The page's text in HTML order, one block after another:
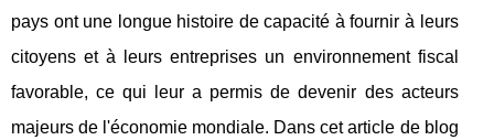
pays ont une longue histoire de capacité à fournir à leurs
citoyens et à leurs entreprises un environnement fiscal
favorable, ce qui leur a permis de devenir des acteurs
majeurs de l'économie mondiale. Dans cet article de blog